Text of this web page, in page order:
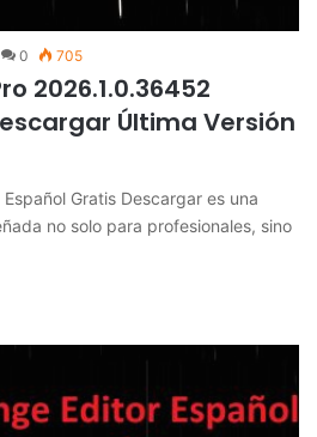
0 705
2026.1.0.36452
Última Versión
Gratis Descargar es una
no solo para profesionales, sino